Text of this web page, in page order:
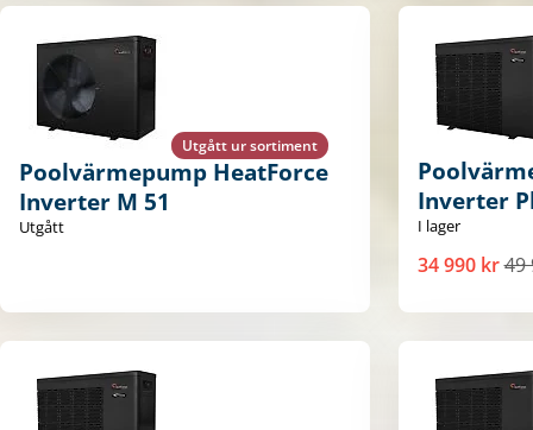
Utgått ur sortiment
Poolvärmepump HeatForce
Inverter M 51
Utgått
Inverter
I lager
34 990 kr49